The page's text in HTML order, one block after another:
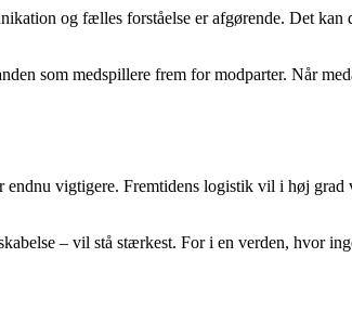
og fælles forståelse er afgørende. Det
som medspillere frem for modparter. Når
vigtigere. Fremtidens logistik vil i høj
– vil stå stærkest. For i en verden, hvor